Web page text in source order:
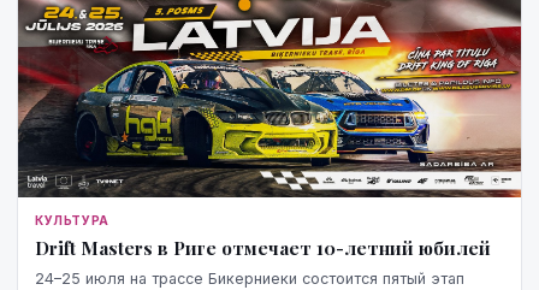
КУЛЬТУРА
Drift Masters в Риге отмечает 10-летний юбилей
24–25 июля на трассе Бикерниеки состоится пятый этап